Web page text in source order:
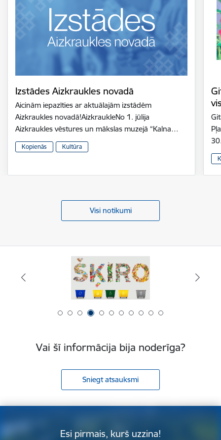
Izstādes Aizkraukles novadā
Aicinām iepazīties ar aktuālajām izstādēm
Aizkraukles novadā!AizkraukleNo 1. jūlija
Aizkraukles vēstures un mākslas muzejā “Kalna…
Kopienās Kultūra
Visi notikumi
Vai šī informācija bija noderīga?
Sniegt atsauksmi
Esi pirmais, kurš uzzina!